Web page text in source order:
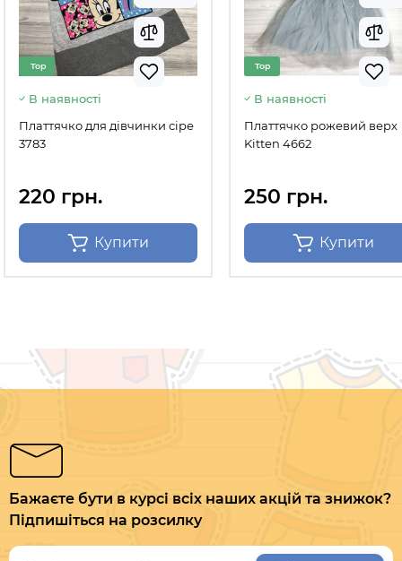
Top
В наявності
Платтячко для дівчинки сіре
3783
220 грн.
Купити
Top
В наявності
Платтячко рожевий верх
Kitten 4662
250 грн.
Купити
Бажаєте бути в курсі всіх наших акцій та знижок?
Підпишіться на розсилку